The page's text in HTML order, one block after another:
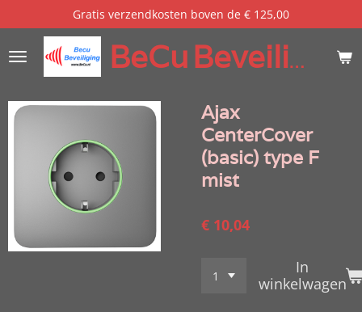
direct
naar
de
BeCuBeveiliging
Gratis verzendkosten boven de € 125,00
Ajax
CenterCover
(basic) type F
mist
€ 10,04
In
winkelwagen